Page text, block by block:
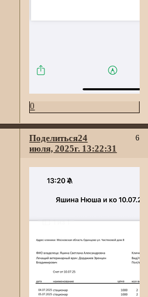
0
Поделиться 6
24
июля, 2025г. 13:22:31